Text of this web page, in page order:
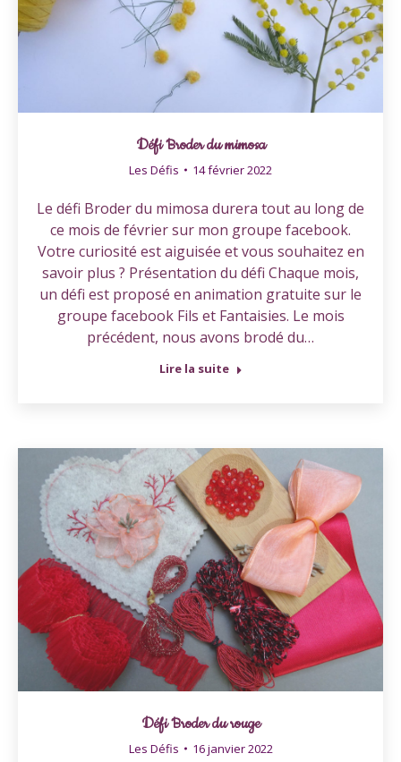
Défi Broder du mimosa
Les Défis 14 février 2022
Le défi Broder du mimosa durera tout au long de
ce mois de février sur mon groupe facebook.
Votre curiosité est aiguisée et vous souhaitez en
savoir plus ? Présentation du défi Chaque mois,
un défi est proposé en animation gratuite sur le
groupe facebook Fils et Fantaisies. Le mois
précédent, nous avons brodé du…
Lire la suite
Défi Broder du rouge
Les Défis 16 janvier 2022